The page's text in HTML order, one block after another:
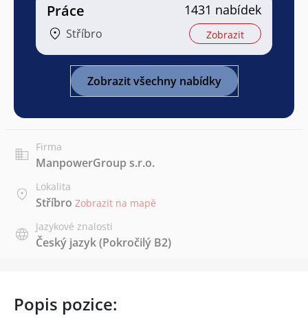
Práce
Stříbro
1431 nabídek
Zobrazit
Zobrazit všechny nabídky
Firma
ManpowerGroup s.r.o.
Lokalita
Stříbro Zobrazit na mapě
Jazykové znalosti
Český jazyk(Pokročilý B2)
Popis pozice: